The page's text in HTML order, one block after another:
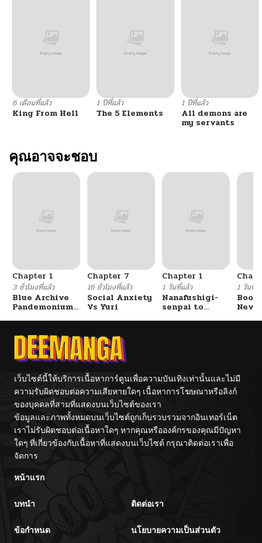
6 เดือนที่แล้ว
King From Hell
1 ปีที่แล้ว
The 5 Elements
1 ปีที่แล้ว
All demons are
my servants
คุณอาจจะชอบ
Chapter 1
3 ชั่วโมงที่แล้ว
Blue Archive
Pandemonium
Chapter 7
16 ชั่วโมงที่แล้ว
Social Anxiety
Vs Yuri
Chapter 1
1 วันที่แล้ว
Nanafushigi-
senpai to
1 วันที่แ
เว็บไซต์นี้ให้บริการเนื้อหาการ์ตูนเพื่อความบันเทิงเท่านั้นและไม่มี
ความรับผิดชอบต่อความเสียหายใดๆ เนื้อหาการโฆษณาหรือลิงก์
ของบุคคลที่สามที่แสดงบนเว็บไซต์ของเรา
ข้อมูลและภาพทั้งหมดบนเว็บไซต์ถูกเก็บรวบรวมจากอินเทอร์เน็ต
เราไม่รับผิดชอบต่อเนื้อหาใดๆ หากคุณหรือองค์กรของคุณมีปัญหา
ใดๆ ที่เกี่ยวข้องกับเนื้อหาที่แสดงบนเว็บไซต์ กรุณาติดต่อเราเพื่อ
จัดการ
หน้าแรก
บทนำ ติดต่อเรา
ข้อกำหนด นโยบายความเป็นส่วนตัว